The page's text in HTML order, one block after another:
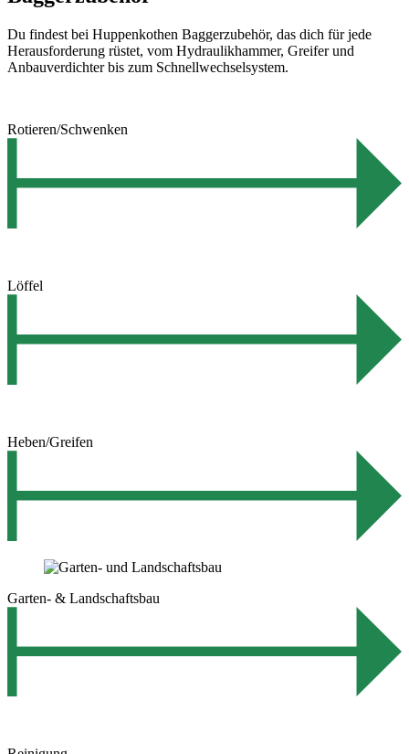
Du findest bei Huppenkothen Baggerzubehör, das dich für jede
Herausforderung rüstet, vom Hydraulikhammer, Greifer und
Anbauverdichter bis zum Schnellwechselsystem.
Rotieren/Schwenken
Löffel
Heben/Greifen
Garten- & Landschaftsbau